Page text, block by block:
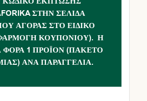
ΣΤΗΝ ΣΕΛΊΔΑ
ΑΓΟΡΆΣ ΣΤΟ ΕΙΔΙΚΌ
ΚΟΥΠΟΝΙΟΎ). Η
ΦΟΡΆ 1 ΠΡΟΪΌΝ (ΠΑΚΈΤΟ
ΑΝΆ ΠΑΡΑΓΓΕΛΊΑ.